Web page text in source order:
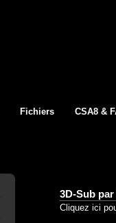
Fichiers CSA8 &
3D-Sub
Cliquez ici